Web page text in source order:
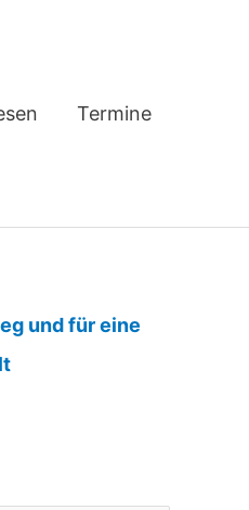
Termine
und für eine
: